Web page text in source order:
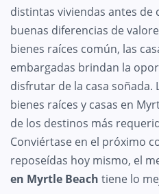
distintas viviendas antes de
buenas diferencias de
bienes raíces común, las
embargadas brindan la
disfrutar de la casa soñada.
bienes raíces y casas en
de los destinos más
Conviértase en el próximo
reposeídas hoy mismo, el
en Myrtle Beach tiene lo